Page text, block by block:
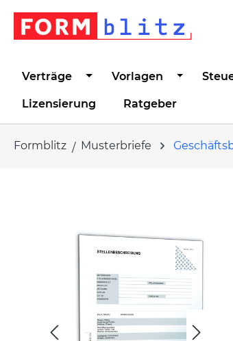
Zur Hauptnavigation springen
Verträge Vorlagen
Lizensierung Ratgeber
Formblitz Musterbriefe